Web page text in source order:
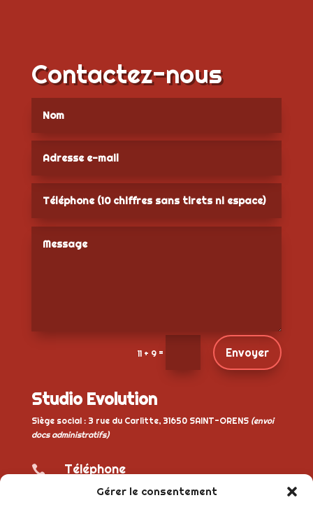
Gérer le consentement
Contactez-nous
11 + 9 = Envoyer
Studio Evolution
Siège social : 3 rue du Carlitte, 31650 SAINT-ORENS (envoi
docs administratifs)
 Téléphone
06 58 07 77 29